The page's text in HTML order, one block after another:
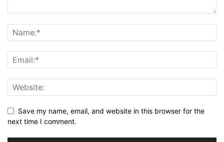
Save my name, email, and website in this browser for the
next time I comment.